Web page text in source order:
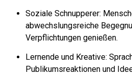
Soziale Schnupperer:
abwechslungsreiche
Verpflichtungen genießen.
Lernende und Kreative:
Publikumsreaktionen und